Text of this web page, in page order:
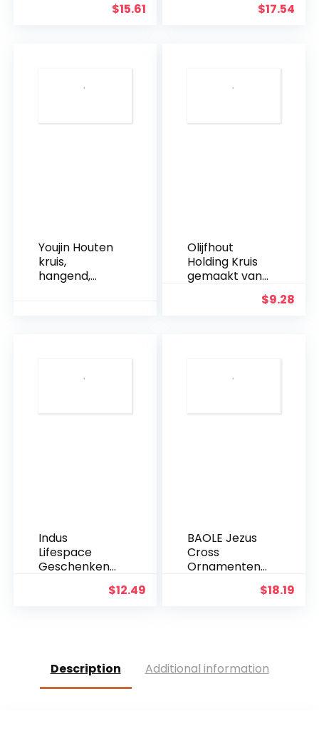
$15.61
handbeschild
tafeldecoratie
vieringen
$17.54
Youjin Houten
kruis,
hangend,
liefdespaar,
e
Olijfhout
Holding Kruis
gemaakt van
$9.28
Indus
Lifespace
Geschenken
Bloemen
Ontwerp
$12.49
BAOLE Jezus
Cross
Ornamenten
Duurzaam
$18.19
Description Additional information